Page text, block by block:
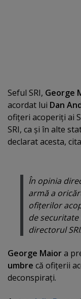
Seful SRI, George
acordat lui Dan
ofiţeri acoperiţi ai
SRI, ca şi în alte
declarat acesta,
În opinia
armă a
ofiţerilor
de
directorul SRI.
George Maiora
umbre că ofiţerii
deconspiraţi.